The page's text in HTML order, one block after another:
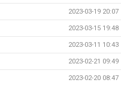
2023-03-19 20:07
2023-03-15 19:48
2023-03-11 10:43
2023-02-21 09:49
2023-02-20 08:47